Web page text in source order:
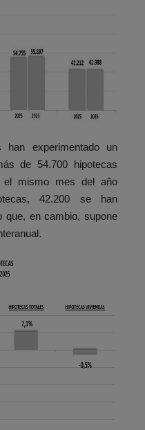
experimentado un
de 54.700 hipotecas
mismo mes del año
42.200 se han
que, en cambio, supone